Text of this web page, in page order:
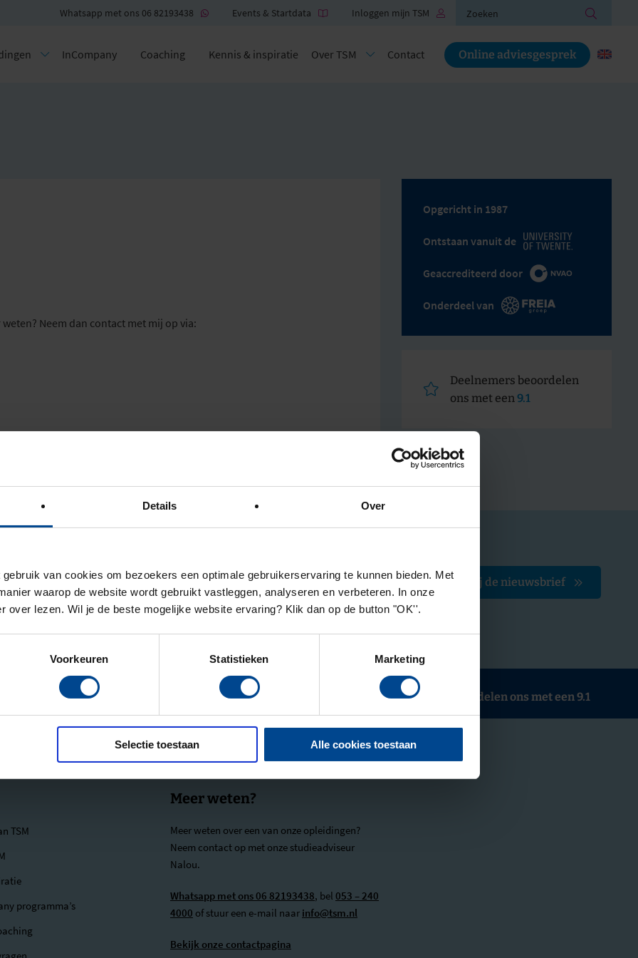
Details Over
van cookies om bezoekers een optimale gebruikerservaring te kunnen bieden. Met
waarop de website wordt gebruikt vastleggen, analyseren en verbeteren. In onze
over lezen. Wil je de beste mogelijke website ervaring? Klik dan op de button "OK''.
Voorkeuren Statistieken Marketing
Selectie toestaan Alle cookies toestaan
Whatsapp met ons 06 82193438 Events & Startdata Inloggen mijn TSM
InCompany Coaching Kennis & inspiratie Over TSM Contact Online adviesgesprek
Neem dan contact met mij op via:
Opgericht in 1987
Ontstaan vanuit de
Geaccrediteerd door
Onderdeel van
Deelnemers beoordelen
ons met een9.1
houden we je op de
onze academische
Stuur mij de nieuwsbrief
Onderdeel van Deelnemers beoordelen ons met een 9.1
TSM
programma’s
Meer weten?
Meer weten over een van onze opleidingen?
Neem contact op met onze studieadviseur
Nalou.
Whatsapp met ons 06 82193438, bel 053 – 240
4000 of stuur een e-mail naar info@tsm.nl
Bekijk onze contactpagina